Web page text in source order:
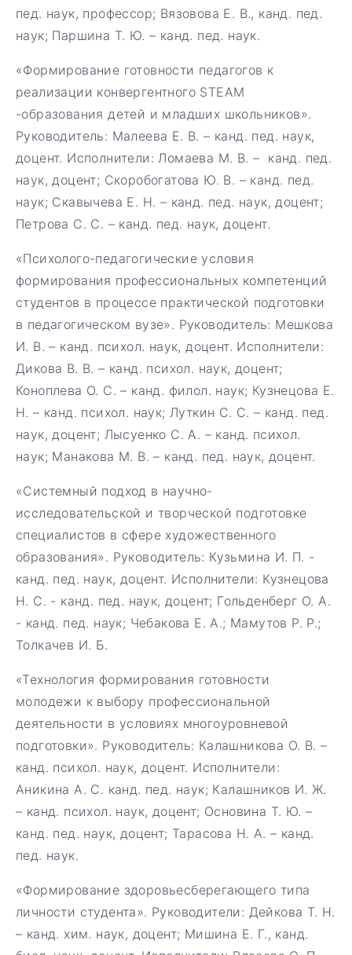
пед. наук, профессор; Вязовова Е. В., канд. пед.
наук; Паршина Т. Ю. – канд. пед. наук.
«Формирование готовности педагогов к
реализации конвергентного STEAM
-образования детей и младших школьников».
Руководитель: Малеева Е. В. – канд. пед. наук,
доцент. Исполнители: Ломаева М. В. – канд. пед.
наук, доцент; Скоробогатова Ю. В. – канд. пед.
наук; Скавычева Е. Н. – канд. пед. наук, доцент;
Петрова С. С. – канд. пед. наук, доцент.
«Психолого-педагогические условия
формирования профессиональных компетенций
студентов в процессе практической подготовки
в педагогическом вузе». Руководитель: Мешкова
И. В. – канд. психол. наук, доцент. Исполнители:
Дикова В. В. – канд. психол. наук, доцент;
Коноплева О. С. – канд. филол. наук; Кузнецова Е.
Н. – канд. психол. наук; Луткин С. С. – канд. пед.
наук, доцент; Лысуенко С. А. – канд. психол.
наук; Манакова М. В. – канд. пед. наук, доцент.
«Системный подход в научно-
исследовательской и творческой подготовке
специалистов в сфере художественного
образования». Руководитель: Кузьмина И. П. -
канд. пед. наук, доцент. Исполнители: Кузнецова
Н. С. - канд. пед. наук, доцент; Гольденберг О. А.
- канд. пед. наук; Чебакова Е. А.; Мамутов Р. Р.;
Толкачев И. Б.
«Технология формирования готовности
молодежи к выбору профессиональной
деятельности в условиях многоуровневой
подготовки». Руководитель: Калашникова О. В. –
канд. психол. наук, доцент. Исполнители:
Аникина А. С. канд. пед. наук; Калашников И. Ж.
– канд. психол. наук, доцент; Основина Т. Ю. –
канд. пед. наук, доцент; Тарасова Н. А. – канд.
пед. наук.
«Формирование здоровьесберегающего типа
личности студента». Руководители: Дейкова Т. Н.
– канд. хим. наук, доцент; Мишина Е. Г., канд.